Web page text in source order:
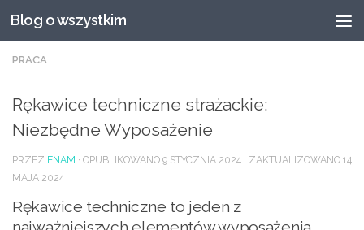
Przeskocz do treści
Blog o wszystkim
PRACA
Rękawice techniczne strażackie:
Niezbędne Wyposażenie
PRZEZ ENAM · OPUBLIKOWANO 9 STYCZNIA 2024 · ZAKTUALIZOWANO 14
MAJA 2024
Rękawice techniczne to jeden z